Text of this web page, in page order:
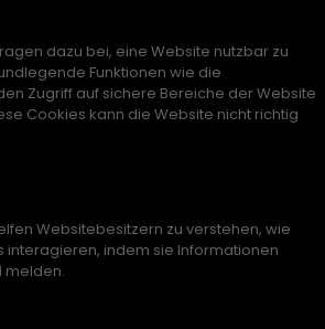
dazu bei, eine Website nutzbar zu
Funktionen wie die
Zugriff auf sichere Bereiche der Website
Cookies kann die Website nicht richtig
Websitebesitzern zu verstehen, wie
interagieren, indem sie Informationen
melden.